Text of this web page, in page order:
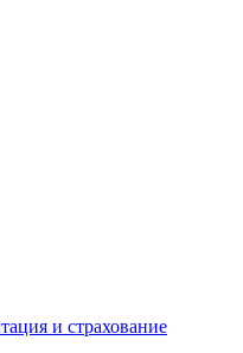
и страхование